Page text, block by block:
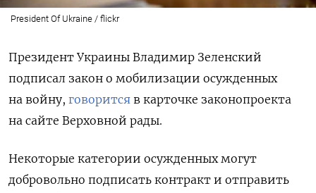
President Of Ukraine / flickr
Президент Украины Владимир Зеленский
подписал закон о мобилизации осужденных
на войну, говорится в карточке законопроекта
на сайте Верховной рады.
Некоторые категории осужденных могут
добровольно подписать контракт и отправить